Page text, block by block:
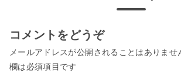
コメントをどうぞ
メールアドレスが公開されることはありませ
欄は必須項目です